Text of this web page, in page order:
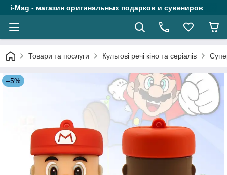
i-Mag - магазин оригинальных подарков и сувениров
Товари та послуги Культові речі кіно та серіалів
–5%